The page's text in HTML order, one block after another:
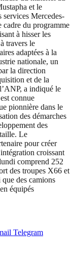
et le
Mercedes-
du programme
à hisser les
travers le
adaptées à la
nationale, un
la direction
et de la
a indiqué le
connue
pionnière dans le
des démarches
des
Le
pour créer
croissant
comprend 252
des troupes X66 et
des camions
équipés
Telegram